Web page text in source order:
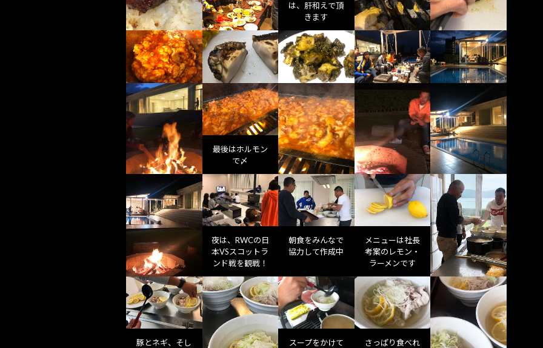
は、肝和えで頂
きます
最後はホルモン
で〆
夜は、RWCの日
本VSスコットラ
ンド戦を観戦！
朝食をみんなで
協力して作成中
メニューは社長
考案のレモン・
ラーメンです
豚とネギ、そし スープをかけて さっぱり食べれ